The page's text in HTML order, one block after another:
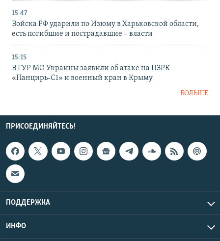
15:47
Войска РФ ударили по Изюму в Харьковской области,
есть погибшие и пострадавшие – власти
15:15
В ГУР МО Украины заявили об атаке на ПЗРК
«Панцирь-С1» и военный кран в Крыму
БОЛЬШЕ
ПРИСОЕДИНЯЙТЕСЬ!
ПОДДЕРЖКА
ИНФО